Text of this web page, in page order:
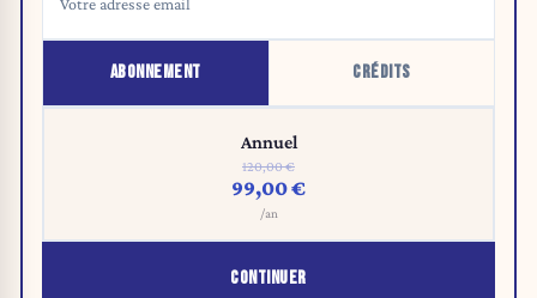
ABONNEMENT CRÉDITS
Annuel
120,00 €
99,00 €
/an
CONTINUER